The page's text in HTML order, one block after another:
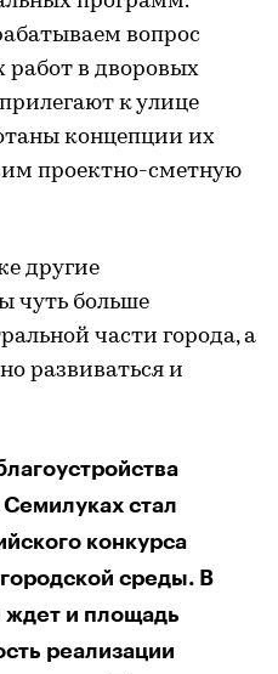
вопрос
в дворовых
к улице
концепции их
проектно-сметную
другие
чуть больше
части города, а
развиваться и
стал
конкурса
среды. В
ждет и площадь
реализации